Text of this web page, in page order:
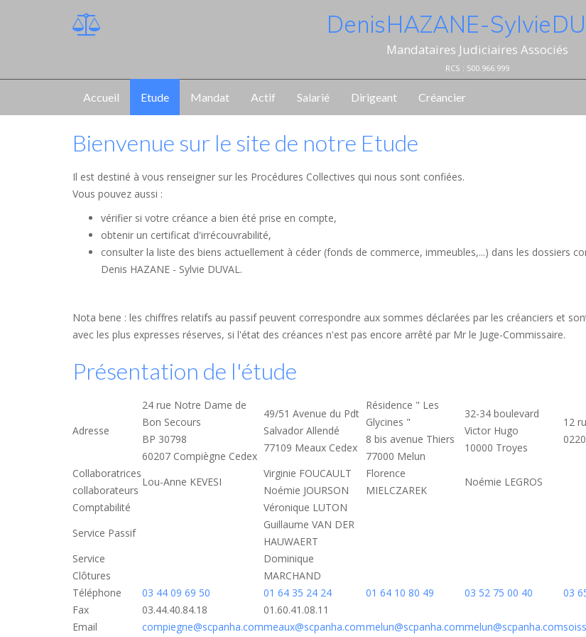
Denis HAZANE - Sylvie
Mandataires Judiciaires Associés
RCS : 500.966.999
Accueil Etude Mandat Actif Salarié Dirigeant Créancier
Bienvenue sur le site de notre Etude
Il est destiné à vous renseigner sur les Procédures Collectives qui nous sont confiées.
Vous pouvez aussi :
vérifier si votre créance a bien été prise en compte,
obtenir un certificat d'irrécouvrabilité,
consulter la liste des biens actuellement à céder (fonds de commerce, immeubles,...) dans les dossiers
Denis HAZANE - Sylvie DUVAL.
Nota bene : les chiffres relatifs au passif peuvent correspondre aux sommes déclarées par les créanciers et
avec les plus expresses réserves, si l'état des créances n'est pas encore arrêté par Mr le Juge-Commissaire.
Présentation de l'étude
Adresse
24 rue Notre Dame de
Bon Secours
BP 30798
60207 Compiègne Cedex
49/51 Avenue du Pdt
Salvador Allendé
77109 Meaux Cedex
Résidence " Les
Glycines "
8 bis avenue Thiers
77000 Melun
32-34 boulevard
Victor Hugo
10000 Troyes
12
Collaboratrices
collaborateurs
Lou-Anne KEVESI
Virginie FOUCAULT
Noémie JOURSON
Florence
MIELCZAREK
Noémie LEGROS
Comptabilité
Véronique LUTON
Service Passif
Guillaume VAN DER
HAUWAERT
Service
Clôtures
Dominique
MARCHAND
Téléphone
03 44 09 69 50 01 64 35 24 24 01 64 10 80 49 03 52 75 00 40
03
Fax
03.44.40.84.18
01.60.41.08.11
Email
compiegne@scpanha.commeaux@scpanha.commelun@scpanha.commelun@scpanha.com